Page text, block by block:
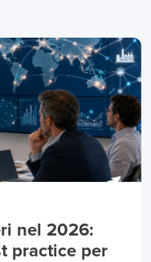
nel 2026:
practice per